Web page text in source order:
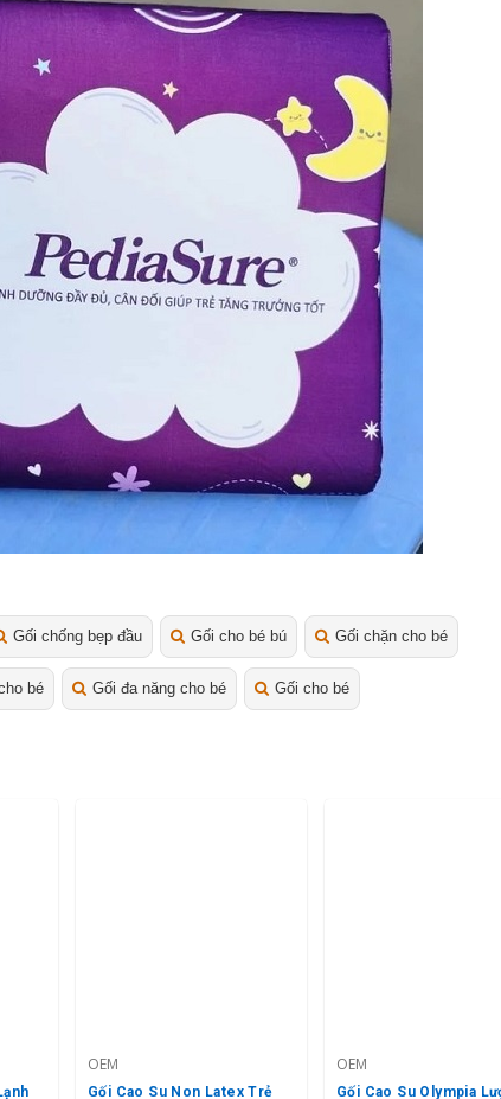
Gối chống bẹp đầu Gối cho bé bú Gối chặn cho bé
bé Gối đa năng cho bé Gối cho bé
OEM
Gối Cao Su Non Latex Trẻ
OEM
Gối Cao Su Olympia